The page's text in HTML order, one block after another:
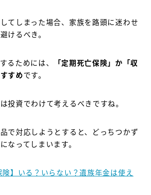
てしまった場合、家族を路頭に迷わせ
けるべき。
るためには、
「定期死亡保険」か「収
すめです。
投資でわけて考えるべきですね。
で対応しようとすると、どっちつかず
なってしまいます。
険】いる？いらない？遺族年金は使え